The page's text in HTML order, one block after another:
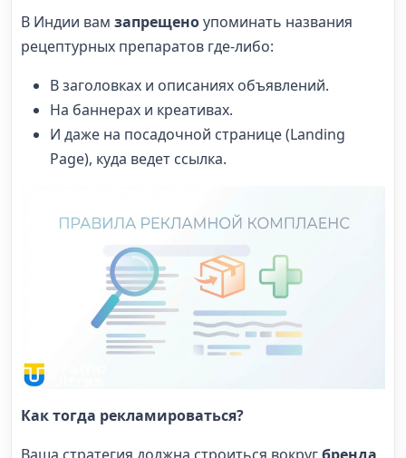
В Индии вам запрещеноупоминать названия
рецептурных препаратов где-либо:
В заголовках и описаниях объявлений.
На баннерах и креативах.
И даже на посадочной странице (Landing
Page), куда ведет ссылка.
Как тогда рекламироваться?